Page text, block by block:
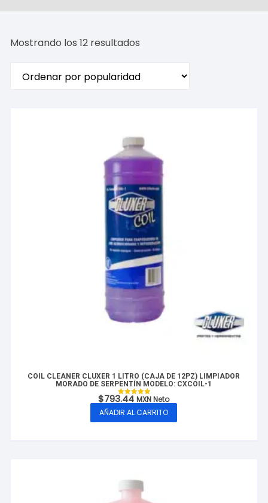
Mostrando los 12 resultados
popularidad
COIL CLEANER CLUXER 1 LITRO (CAJA DE 12PZ) LIMPIADOR
MORADO DE SERPENTÍN MODELO: CXCOIL-1
Valorado con
de 5
$793.44 MXN Neto
AÑADIR AL CARRITO